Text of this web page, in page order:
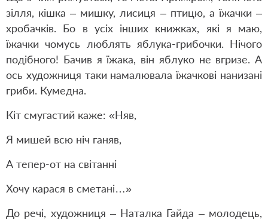
зілля, кішка – мишку, лисиця – птицю, а їжачки –
хробачків. Бо в усіх інших книжках, які я маю,
їжачки чомусь люблять яблука-грибочки. Нічого
подібного! Бачив я їжака, він яблуко не вгризе. А
ось художниця таки намалювала їжачкові нанизані
гриби. Кумедна.
Кіт смугастий каже: «Няв,
Я мишей всю ніч ганяв,
А тепер-от на світанні
Хочу карася в сметані…»
До речі, художниця – Наталка Гайда – молодець,